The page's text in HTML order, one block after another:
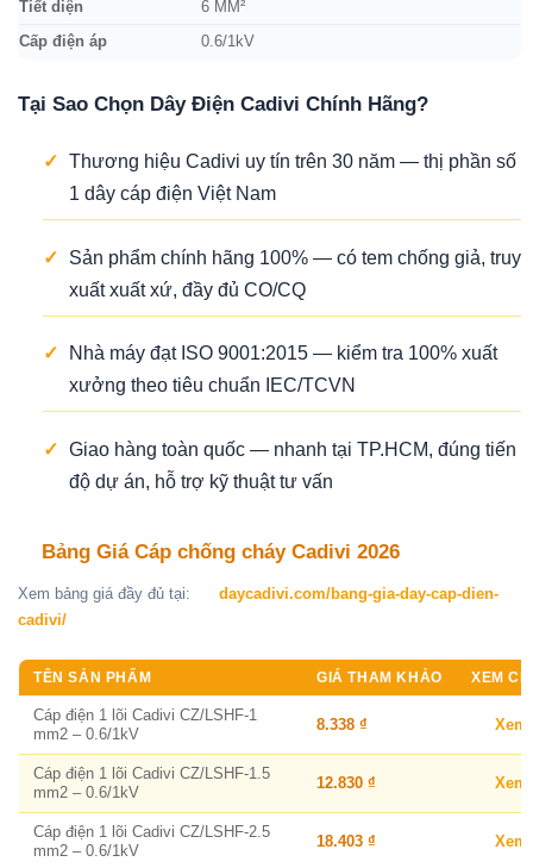
Tiết diện 6 MM²
Cấp điện áp 0.6/1kV
Tại Sao Chọn Dây Điện Cadivi Chính Hãng?
✓ Thương hiệu Cadivi uy tín trên 30 năm — thị phần số
1 dây cáp điện Việt Nam
✓
Sản phẩm chính hãng 100% — có tem chống giả, truy
xuất xuất xứ, đầy đủ CO/CQ
✓
Nhà máy đạt ISO 9001:2015 — kiểm tra 100% xuất
xưởng theo tiêu chuẩn IEC/TCVN
✓ Giao hàng toàn quốc — nhanh tại TP.HCM, đúng tiến
độ dự án, hỗ trợ kỹ thuật tư vấn
Bảng Giá Cáp chống cháy Cadivi 2026
Xem bảng giá đầy đủ tại:
daycadivi.com/bang-gia-day-cap-dien-
cadivi/
TÊN SẢN PHẨM GIÁ THAM KHẢO XEM
Cáp điện 1 lõi Cadivi CZ/LSHF-1
mm2 – 0.6/1kV
8.338 ₫
Cáp điện 1 lõi Cadivi CZ/LSHF-1.5
mm2 – 0.6/1kV
12.830 ₫
Cáp điện 1 lõi Cadivi CZ/LSHF-2.5
mm2 – 0.6/1kV
18.403 ₫